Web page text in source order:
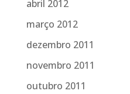
abril 2012
março 2012
dezembro 2011
novembro 2011
outubro 2011